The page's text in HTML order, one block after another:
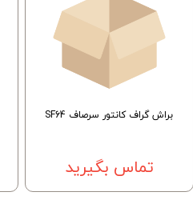
براش گراف كانتور سرصاف SF64
تماس بگیرید